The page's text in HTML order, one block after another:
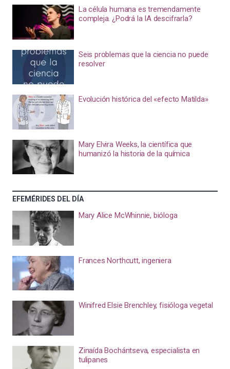
La célula humana es tremendamente
compleja. ¿Podrá la IA descifrarla?
Seis problemas que la ciencia no puede
resolver
Evolución histórica del «efecto Matilda»
Mary Elvira Weeks, la científica que
humanizó la historia de la química
EFEMÉRIDES DEL DÍA
Mary Alice McWhinnie, bióloga
Frances Northcutt, ingeniera
Winifred Elsie Brenchley, fisióloga vegetal
Zinaída Bochántseva, especialista en
tulipanes